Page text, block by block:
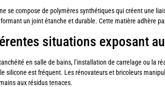
se compose de polymères synthétiques qui créent une
un joint étanche et durable. Cette matière adhère
situations exposant
en salle de bains, l’installation de carrelage ou la
silicone est fréquent. Les rénovateurs et bricoleurs
aux résidus tenaces.